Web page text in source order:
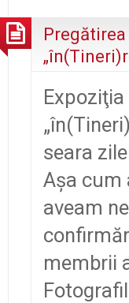
seara
Aşa cum
aveam
membrii